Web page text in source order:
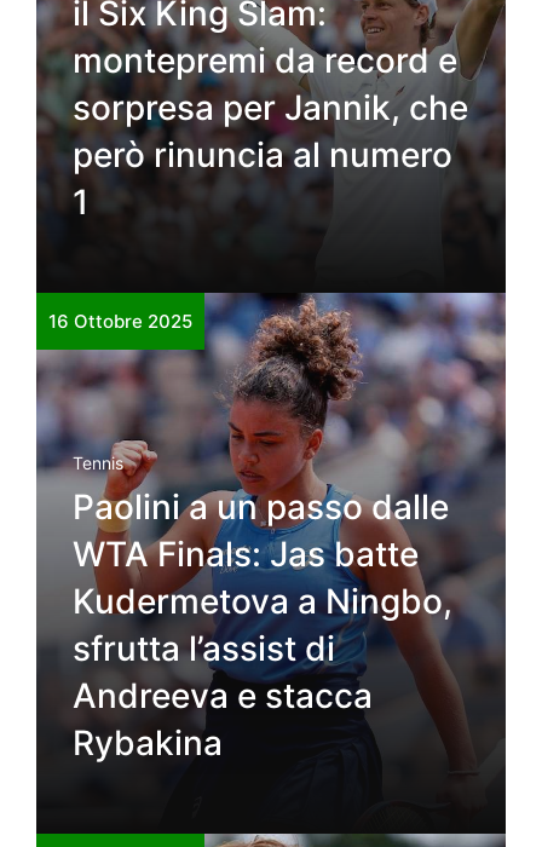
il Six King Slam:
montepremi da record e
sorpresa per Jannik, che
però rinuncia al numero
1
16 Ottobre 2025
Tennis
Paolini a un passo dalle
WTA Finals: Jas batte
Kudermetova a Ningbo,
sfrutta l’assist di
Andreeva e stacca
Rybakina